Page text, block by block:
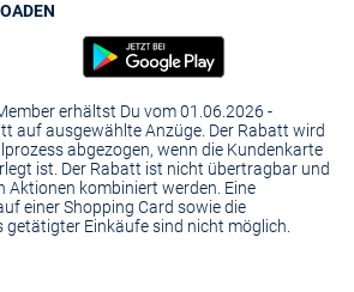
erhältst Du vom 01.06.2026 -
auf ausgewählte Anzüge. Der Rabatt wird
abgezogen, wenn die Kundenkarte
ist. Der Rabatt ist nicht übertragbar und
Aktionen kombiniert werden. Eine
einer Shopping Card sowie die
getätigter Einkäufe sind nicht möglich.